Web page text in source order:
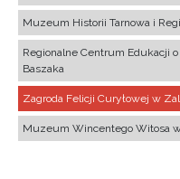
Muzeum Historii Tarnowa i
Regionalne Centrum Edukacji
Baszaka
Zagroda Felicji Curyłowej w
Muzeum Wincentego Witosa